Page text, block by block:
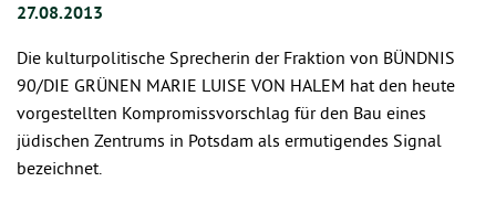
27.08.2013
Die kulturpolitische Sprecherin der Fraktion von BÜNDNIS
90/DIE GRÜNEN MARIE LUISE VON HALEM hat den heute
vorgestellten Kompromissvorschlag für den Bau eines
jüdischen Zentrums in Potsdam als ermutigendes Signal
bezeichnet.